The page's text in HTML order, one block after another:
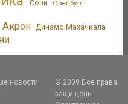
Сочи Оренбург
Акрон Динамо Махачкала
новости
© 2009 Все права
защищены.